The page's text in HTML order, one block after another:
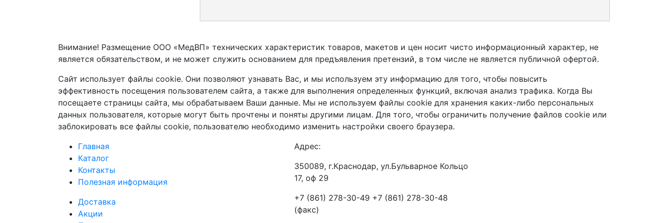
Внимание! Размещение ООО «МедВП» технических характеристик товаров, макетов и цен носит чисто информационный характер, не
является обязательством, и не может служить основанием для предъявления претензий, в том числе не является публичной офертой.
Сайт использует файлы cookie. Они позволяют узнавать Вас, и мы используем эту информацию для того, чтобы повысить
эффективность посещения пользователем сайта, а также для выполнения определенных функций, включая анализ трафика. Когда Вы
посещаете страницы сайта, мы обрабатываем Ваши данные. Мы не используем файлы cookie для хранения каких-либо персональных
данных пользователя, которые могут быть прочтены и поняты другими лицам. Для того, чтобы ограничить получение файлов cookie или
заблокировать все файлы cookie, пользователю необходимо изменить настройки своего браузера.
Главная
Каталог
Контакты
Полезная информация
Доставка
Акции
Адрес:
350089, г.Краснодар, ул.Бульварное Кольцо
17, оф 29
+7 (861) 278-30-49 +7 (861) 278-30-48
(факс)